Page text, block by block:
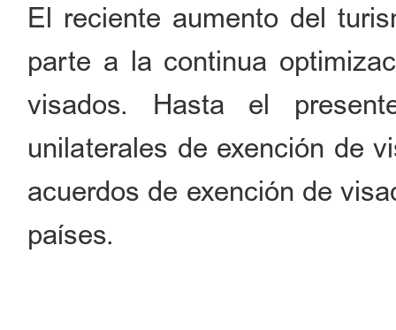
El reciente aumento del
parte a la continua
visados. Hasta el
unilaterales de exención de
acuerdos de exención de
países.